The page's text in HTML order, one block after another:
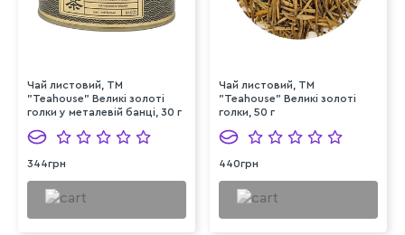
Чай листовий, ТМ
"Teahouse" Великі золоті
голки у металевій банці, 30 г
344грн
Чай листовий, ТМ
"Teahouse" Великі золоті
голки, 50 г
440грн